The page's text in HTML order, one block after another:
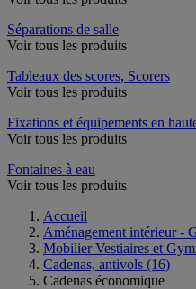
Séparations de salle
Voir tous les produits
Tableaux des scores, Scorers
Voir tous les produits
Fixations et équipements en
Voir tous les produits
Fontaines à eau
Voir tous les produits
Accueil
Aménagement intérieur -
Mobilier Vestiaires et
Cadenas, antivols (16)
Cadenas économique